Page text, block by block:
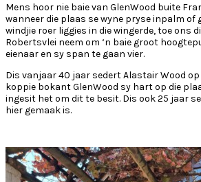
Mens hoor nie baie van GlenWood buite
wanneer die plaas se wyne pryse inpalm of
windjie roer liggies in die wingerde, toe ons
Robertsvlei neem om ‘n baie groot
eienaar en sy span te gaan vier.
Dis vanjaar 40 jaar sedert Alastair Wood op
koppie bokant GlenWood sy hart op die
ingesit het om dit te besit. Dis ook 25 jaar
hier gemaak is.